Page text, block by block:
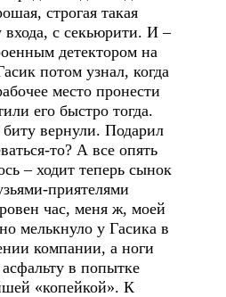
строгая такая
с секьюрити. И –
детектором на
потом узнал, когда
место пронести
его быстро тогда.
вернули. Подарил
то? А все опять
– ходит теперь сынок
приятелями
час, меня ж, моей
мелькнуло у Гасика в
компании, а ноги
в попытке
«копейкой». К